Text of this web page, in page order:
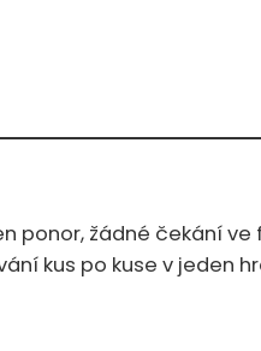
ponor, žádné čekání
kus po kuse v jeden